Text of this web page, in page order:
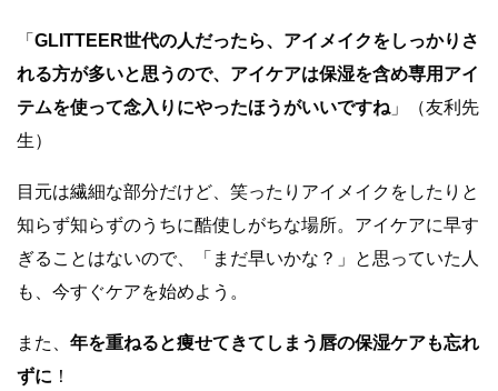
「 GLITTEER世代の人だったら、アイメイクをしっかりさ
れる方が多いと思うので、アイケアは保湿を含め専用アイ
テムを使って念入りにやったほうがいいですね 」（友利先
生）
目元は繊細な部分だけど、笑ったりアイメイクをしたりと
知らず知らずのうちに酷使しがちな場所。アイケアに早す
ぎることはないので、「まだ早いかな？」と思っていた人
も、今すぐケアを始めよう。
また、 年を重ねると痩せてきてしまう唇の保湿ケアも忘れ
ずに ！